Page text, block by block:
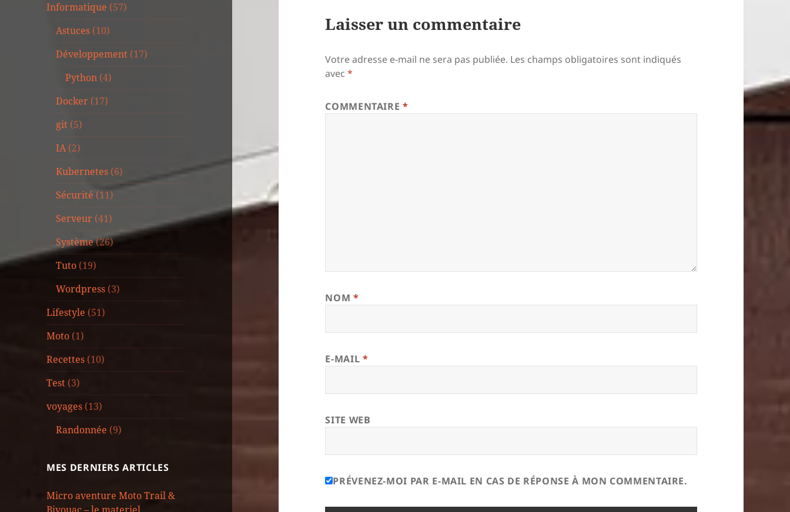
Informatique (57)
Astuces (10)
Développement (17)
Python (4)
Docker (17)
git (5)
IA(2)
Kubernetes (6)
Sécurité (11)
Serveur (41)
Système(26)
Tuto (19)
Wordpress (3)
Lifestyle (51)
Moto (1)
Recettes (10)
Test (3)
voyages (13)
Randonnée (9)
MES DERNIERS ARTICLES
Micro aventure Moto Trail &
Laisser un commentaire
Votre adresse e-mail ne sera pas publiée. Les champs obligatoires sont indiqués
avec*
COMMENTAIRE*
NOM *
E-MAIL *
SITE WEB
PRÉVENEZ-MOI PAR E-MAIL EN CAS DE RÉPONSE À MON COMMENTAIRE.